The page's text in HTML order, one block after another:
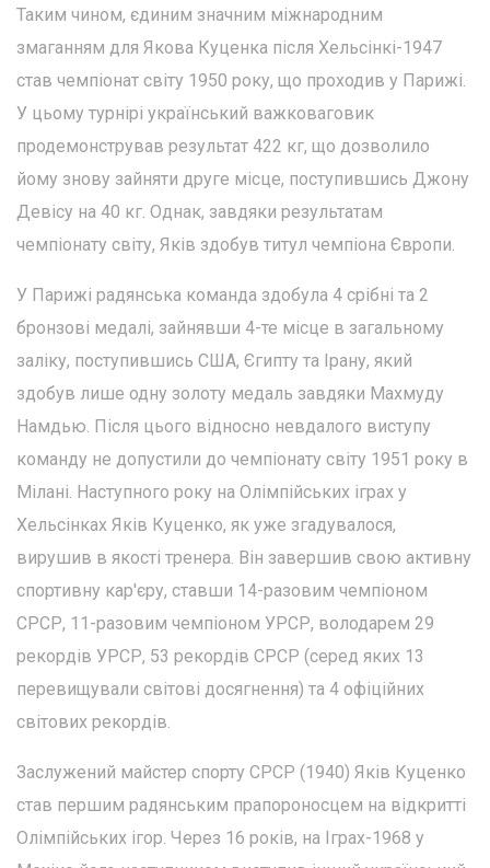
Таким чином, єдиним значним міжнародним
змаганням для Якова Куценка після Хельсінкі-1947
став чемпіонат світу 1950 року, що проходив у Парижі.
У цьому турнірі український важковаговик
продемонстрував результат 422 кг, що дозволило
йому знову зайняти друге місце, поступившись Джону
Девісу на 40 кг. Однак, завдяки результатам
чемпіонату світу, Яків здобув титул чемпіона Європи.
У Парижі радянська команда здобула 4 срібні та 2
бронзові медалі, зайнявши 4-те місце в загальному
заліку, поступившись США, Єгипту та Ірану, який
здобув лише одну золоту медаль завдяки Махмуду
Намдью. Після цього відносно невдалого виступу
команду не допустили до чемпіонату світу 1951 року в
Мілані. Наступного року на Олімпійських іграх у
Хельсінках Яків Куценко, як уже згадувалося,
вирушив в якості тренера. Він завершив свою активну
спортивну кар'єру, ставши 14-разовим чемпіоном
СРСР, 11-разовим чемпіоном УРСР, володарем 29
рекордів УРСР, 53 рекордів СРСР (серед яких 13
перевищували світові досягнення) та 4 офіційних
світових рекордів.
Заслужений майстер спорту СРСР (1940) Яків Куценко
став першим радянським прапороносцем на відкритті
Олімпійських ігор. Через 16 років, на Іграх-1968 у